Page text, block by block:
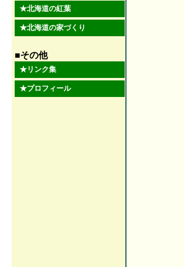
★北海道の紅葉
★北海道の家づくり
■その他
★リンク集
★プロフィール